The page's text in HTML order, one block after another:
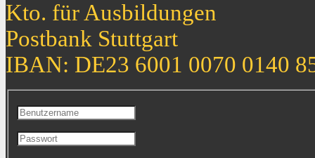
Kto. für Ausbildungen
Postbank Stuttgart
IBAN: DE23 6001 0070 0140